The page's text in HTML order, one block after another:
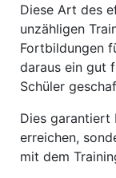
Diese Art des
unzähligen
Fortbildungen
daraus ein gut
Schüler
Dies garantiert
erreichen,
mit dem